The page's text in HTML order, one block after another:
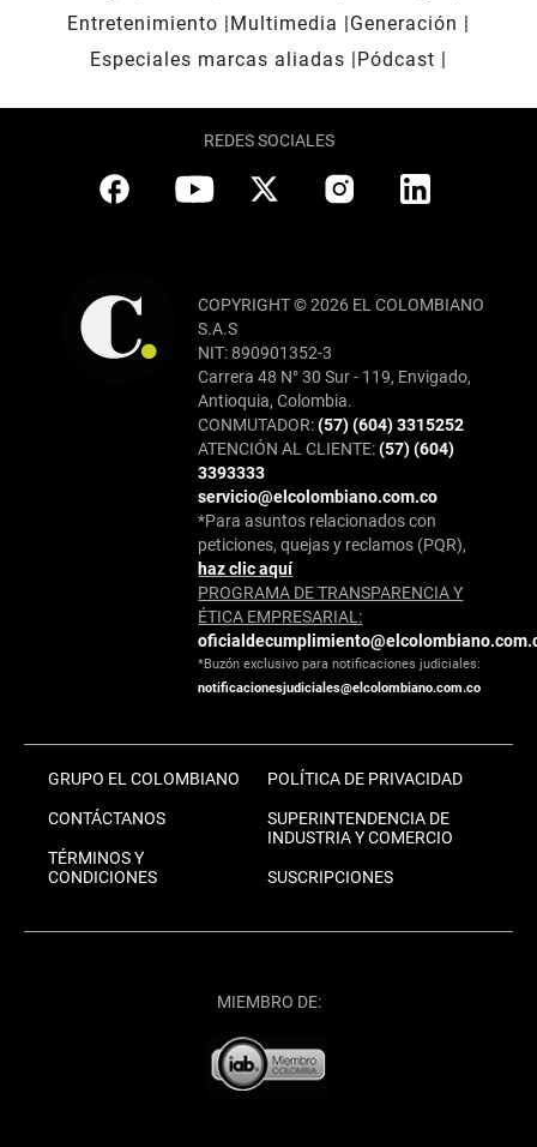
Entretenimiento
Multimedia
Generación
Especiales marcas aliadas
Pódcast
REDES SOCIALES
COPYRIGHT © 2026 EL COLOMBIANO
S.A.S
NIT: 890901352-3
Carrera 48 N° 30 Sur - 119, Envigado,
Antioquia, Colombia.
CONMUTADOR:(57) (604) 3315252
ATENCIÓN AL CLIENTE:(57) (604)
3393333
servicio@elcolombiano.com.co
*Para asuntos relacionados con
peticiones, quejas y reclamos (PQR),
haz clic aquí
PROGRAMA DE TRANSPARENCIA Y
ÉTICA EMPRESARIAL:
*Buzón exclusivo para notificaciones judiciales:
notificacionesjudiciales@elcolombiano.com.co
GRUPO EL COLOMBIANO
CONTÁCTANOS
TÉRMINOS Y
CONDICIONES
POLÍTICA DE PRIVACIDAD
SUPERINTENDENCIA DE
INDUSTRIA Y COMERCIO
SUSCRIPCIONES
MIEMBRO DE: